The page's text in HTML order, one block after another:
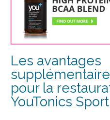
Les avantages
pour la
YouTonics Sport